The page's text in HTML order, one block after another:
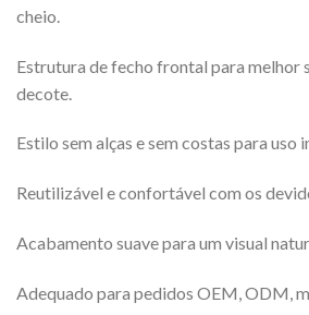
cheio.
Estrutura de fecho frontal para melhor
decote.
Estilo sem alças e sem costas para uso
Reutilizável e confortável com os
Acabamento suave para um visual
Adequado para pedidos OEM, ODM,